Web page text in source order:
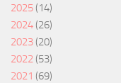
2025 (14)
2024 (26)
2023 (20)
2022 (53)
2021 (69)